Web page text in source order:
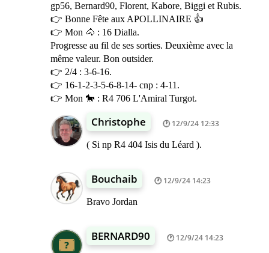
gp56, Bernard90, Florent, Kabore, Biggi et Rubis.
👉 Bonne Fête aux APOLLINAIRE 👍
👉 Mon 🐴 : 16 Dialla.
Progresse au fil de ses sorties. Deuxième avec la
même valeur. Bon outsider.
👉 2/4 : 3-6-16.
👉 16-1-2-3-5-6-8-14- cnp : 4-11.
👉 Mon 🐎 : R4 706 L'Amiral Turgot.
Christophe 12/9/24 12:33
( Si np R4 404 Isis du Léard ).
Bouchaib 12/9/24 14:23
Bravo Jordan
BERNARD90 12/9/24 14:23